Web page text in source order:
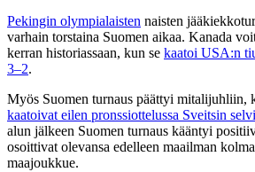
Pekingin olympialaisten naisten
varhain torstaina Suomen aikaa. Kanada
kerran historiassaan, kun se kaatoi USA:n
3–2.
Myös Suomen turnaus päättyi mitalijuhliin,
kaatoivat eilen pronssiottelussa Sveitsin
alun jälkeen Suomen turnaus kääntyi
osoittivat olevansa edelleen maailman
maajoukkue.